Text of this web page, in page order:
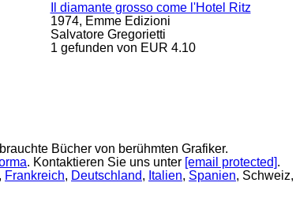
Il diamante grosso come l'Hotel Ritz
1974, Emme Edizioni
Salvatore Gregorietti
1 gefunden von EUR 4.10
Bücher von berühmten Grafiker.
. Kontaktieren Sie uns unter [email protected].
, Frankreich, Deutschland, Italien, Spanien, Schweiz,